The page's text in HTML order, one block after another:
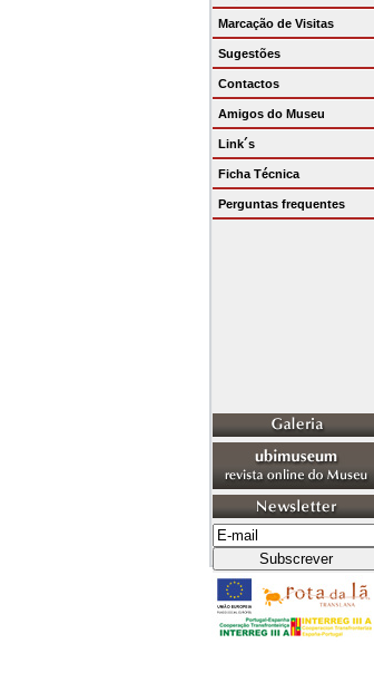
Marcação de Visitas
Sugestões
Contactos
Amigos do Museu
Link´s
Ficha Técnica
Perguntas frequentes